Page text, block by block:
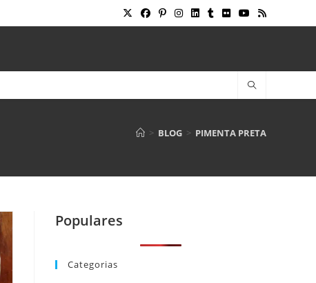
> BLOG > PIMENTA PRETA
Populares
Categorias